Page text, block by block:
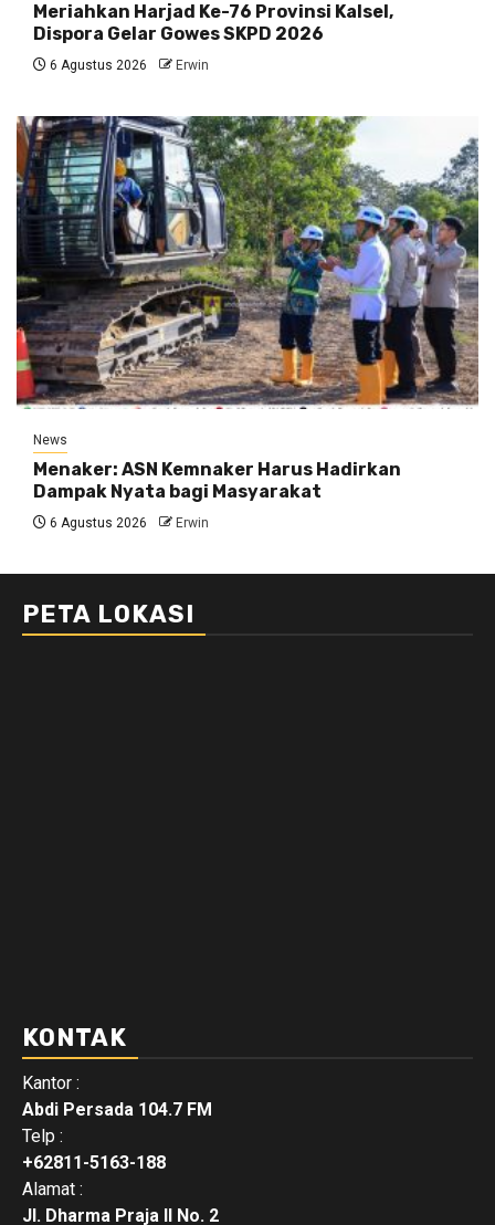
Meriahkan Harjad Ke-76 Provinsi Kalsel,
Dispora Gelar Gowes SKPD 2026
6 Agustus 2026 Erwin
News
Menaker: ASN Kemnaker Harus Hadirkan
Dampak Nyata bagi Masyarakat
6 Agustus 2026 Erwin
PETA LOKASI
KONTAK
Kantor :
Abdi Persada 104.7 FM
Telp :
+62811-5163-188
Alamat :
Jl. Dharma Praja II No. 2